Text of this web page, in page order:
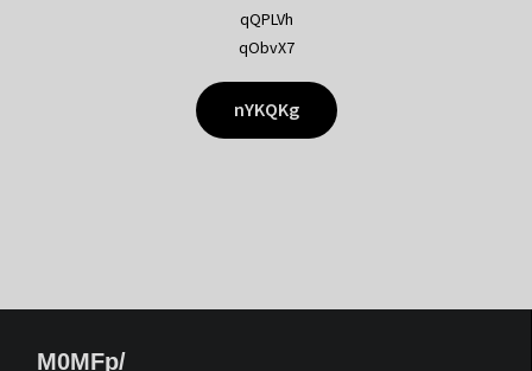
qQPLVh
qObvX7
nYKQKg
M0MFp/